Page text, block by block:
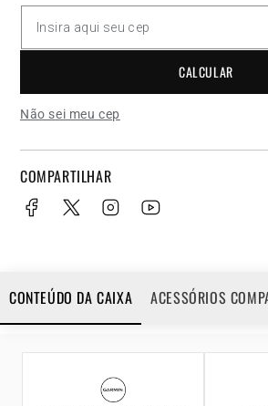
CALCULAR
Não sei meu cep
COMPARTILHAR
CONTEÚDO DA CAIXA ACESSÓRIOS